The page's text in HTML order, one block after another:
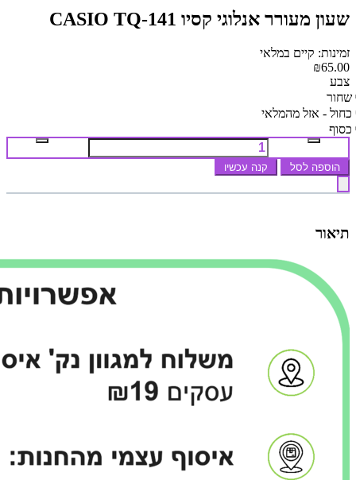
שעון מעורר אנלוגי קסיו CASIO TQ-141
זמינות: קיים במלאי
₪65.00
צבע
שחור
כחול - אזל מהמלאי
כסוף
הוספה לסל קנה עכשיו
תיאור